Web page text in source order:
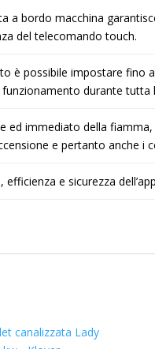
a bordo macchina
del telecomando touch.
è possibile impostare fino
durante tutta
ed immediato della
e pertanto anche i
e sicurezza